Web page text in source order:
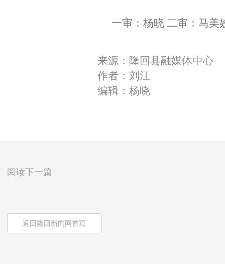
一审：杨晓 二审：马美
来源：隆回县融媒体中心
作者：刘江
编辑：杨晓
阅读下一篇
返回隆回新闻网首页